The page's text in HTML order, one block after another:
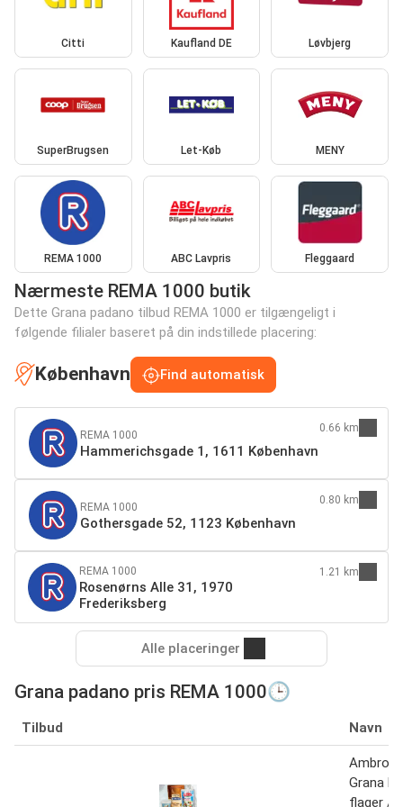
Citti Kaufland DE Løvbjerg
SuperBrugsen Let-Køb MENY
REMA 1000 ABC Lavpris Fleggaard
Nærmeste REMA 1000 butik
Dette Grana padano tilbud REMA 1000 er tilgængeligt i
følgende filialer baseret på din indstillede placering:
København Find automatisk
REMA 1000
Hammerichsgade 1, 1611 København
0.66 km
REMA 1000
Gothersgade 52, 1123 København
0.80 km
REMA 1000
Rosenørns Alle 31, 1970
Frederiksberg
1.21 km
Alle placeringer
Grana padano pris REMA 1000🕒
Tilbud Navn
Grana
flager /